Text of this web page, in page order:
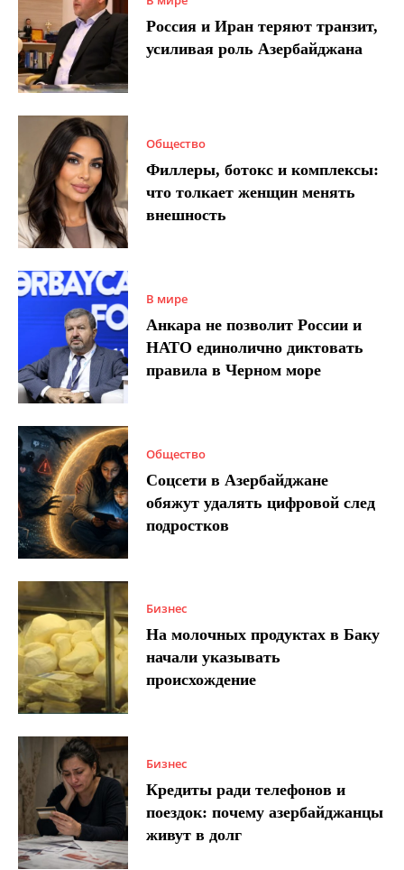
Россия и Иран теряют транзит,
усиливая роль Азербайджана
Общество
Филлеры, ботокс и комплексы:
что толкает женщин менять
внешность
В мире
Анкара не позволит России и
НАТО единолично диктовать
правила в Черном море
Общество
Соцсети в Азербайджане
обяжут удалять цифровой след
подростков
Бизнес
На молочных продуктах в Баку
начали указывать
происхождение
Бизнес
Кредиты ради телефонов и
поездок: почему азербайджанцы
живут в долг